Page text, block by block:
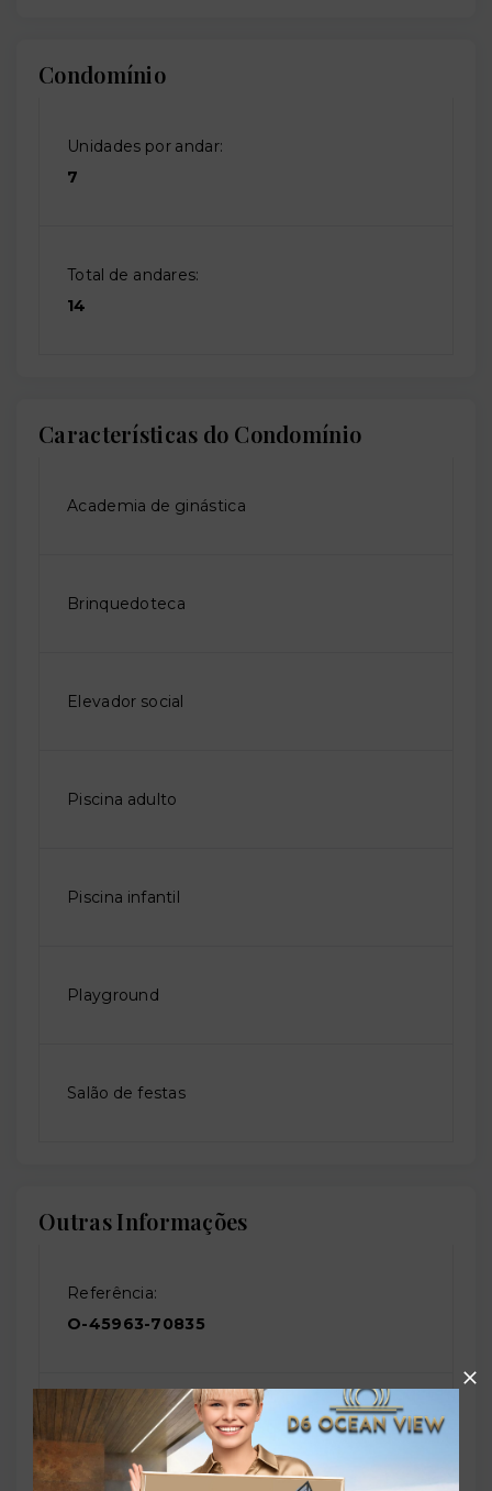
Condomínio
Unidades por andar:
7
Total de andares:
14
Características do Condomínio
Academia de ginástica
Brinquedoteca
Elevador social
Piscina adulto
Piscina infantil
Playground
Salão de festas
Outras Informações
Referência:
O-45963-70835
Perfil:
Residencial